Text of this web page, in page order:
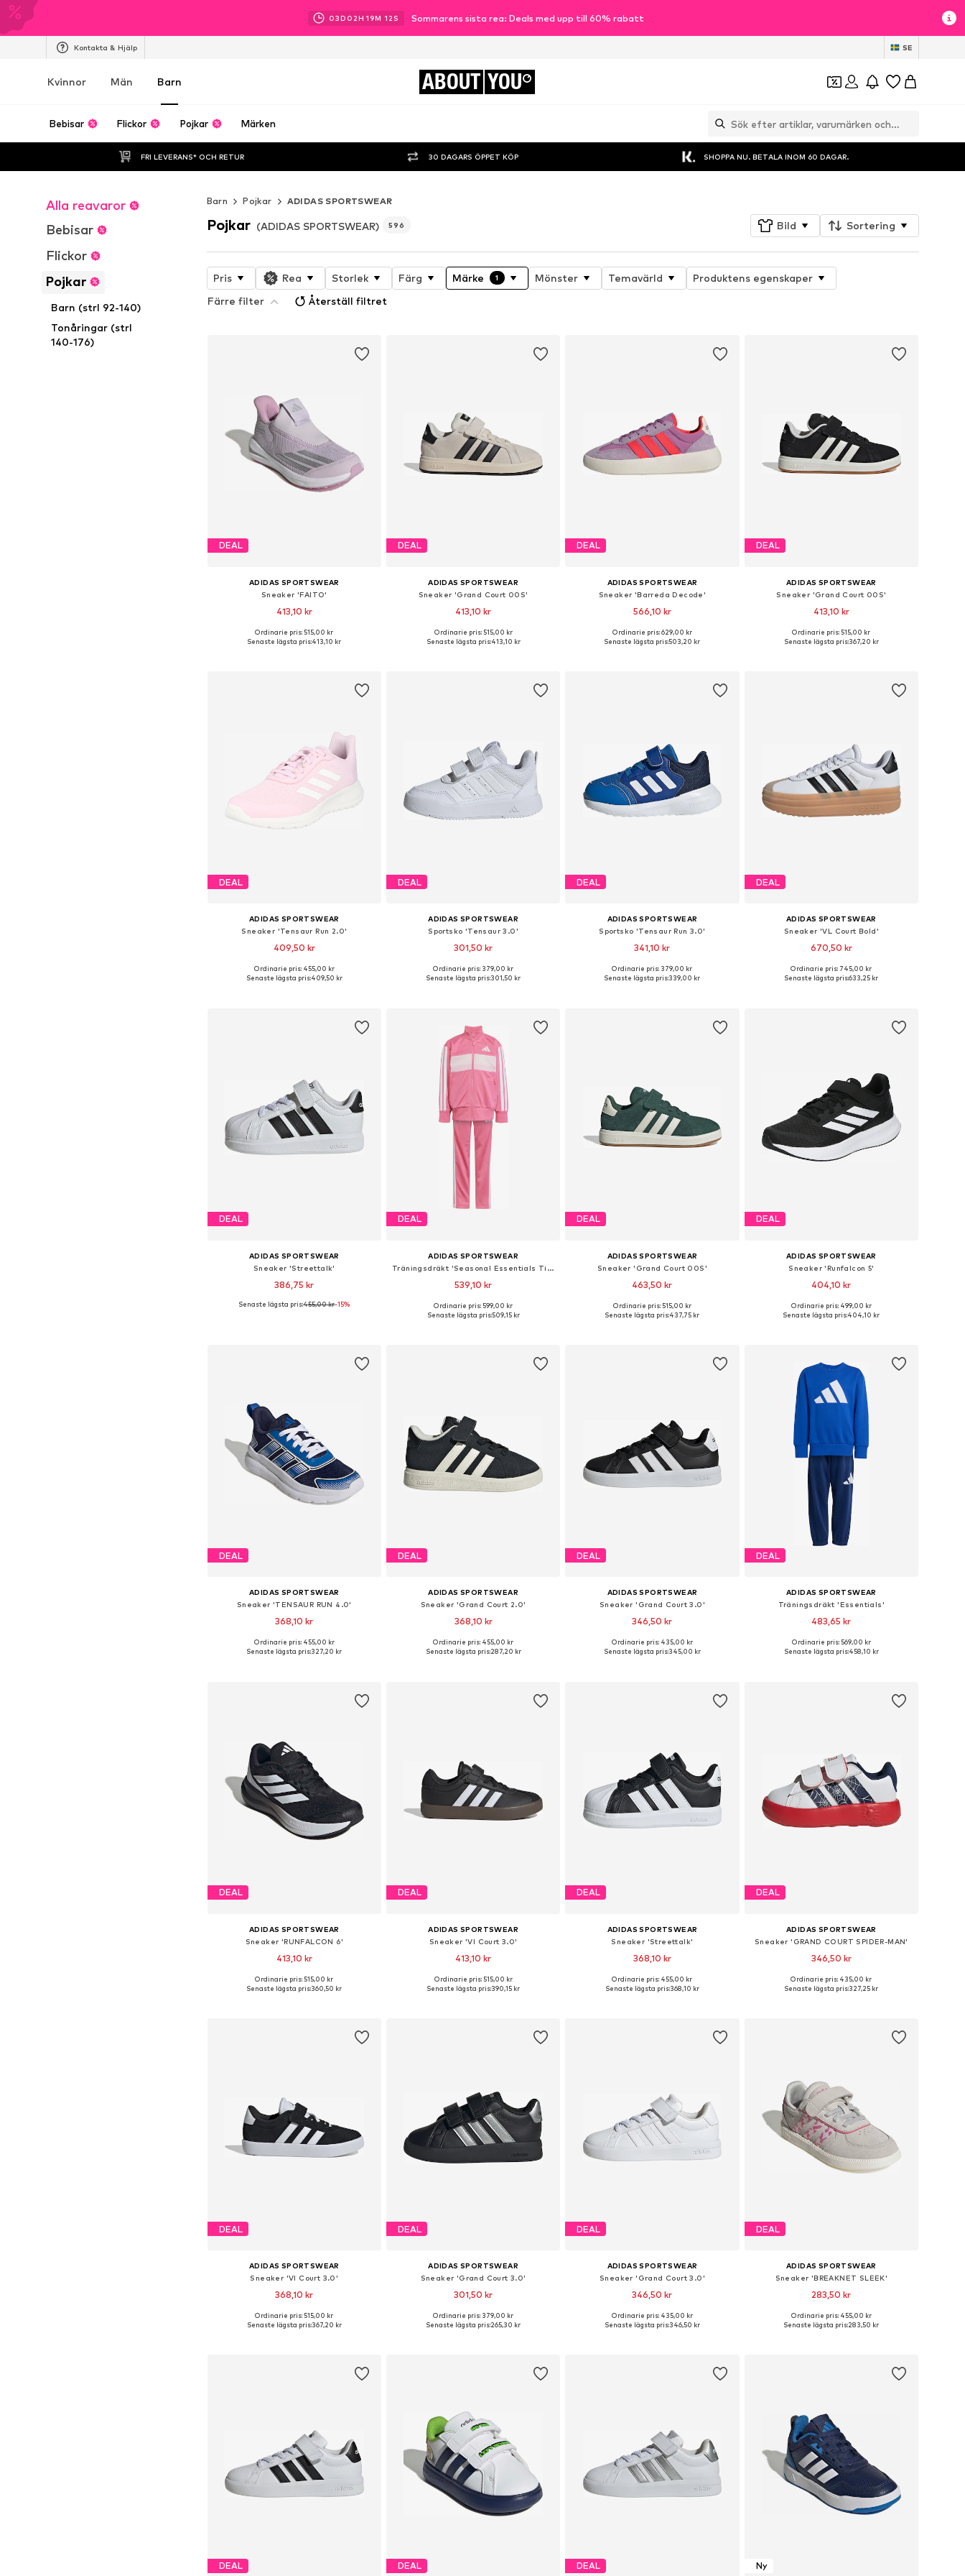
03D 02H 19M 11 S Sommarens sista rea: Deals med upp till 60% rabatt
Kontakta & Hjälp SE
Kvinnor Män Barn ABOUT YOU
Bebisar Flickor Pojkar Märken
FRI LEVERANS* OCH RETUR 30 DAGARS ÖPPET KÖP SHOPPA NU. BETALA INOM 60 DAGAR.
Alla reavaror
Bebisar
Flickor
Pojkar
Barn (strl 92-140)
Tonåringar (strl
140-176)
Barn Pojkar ADIDAS SPORTSWEAR
Pojkar (ADIDAS SPORTSWEAR) 596 Bild Sortering
Pris Rea Storlek Färg Märke 1 Mönster Temavärld
Produktens egenskaper
Färre filter
Återställ filtret
DEAL
ADIDAS SPORTSWEAR
Sneaker 'FAITO'
413,10 kr
Tillgänglig i många storlekar
Ordinarie pris: 515,00 kr
Senaste lägsta pris:413,10 kr
DEAL
ADIDAS SPORTSWEAR
Sneaker 'Grand Court 00S'
413,10 kr
+ 5
Tillgänglig i många storlekar
Ordinarie pris: 515,00 kr
Senaste lägsta pris:413,10 kr
DEAL
ADIDAS SPORTSWEAR
Sneaker 'Barreda Decode'
566,10 kr
+1
Tillgängliga storlekar: 38,5-39
Ordinarie pris: 629,00 kr
Senaste lägsta pris:503,20 kr
DEAL
ADIDAS SPORTSWEAR
Sneaker 'Grand Court 00S'
413,10 kr
+ 5
Tillgänglig i många storlekar
Ordinarie pris: 515,00 kr
Senaste lägsta pris:367,20 kr
DEAL
ADIDAS SPORTSWEAR
Sneaker 'Tensaur Run 2.0'
409,50 kr
Tillgänglig i många storlekar
Ordinarie pris: 455,00 kr
Senaste lägsta pris:409,50 kr
DEAL
ADIDAS SPORTSWEAR
Sportsko 'Tensaur 3.0'
301,50 kr
+8
Tillgänglig i många storlekar
Ordinarie pris: 379,00 kr
Senaste lägsta pris:301,50 kr
DEAL
ADIDAS SPORTSWEAR
Sportsko 'Tensaur Run 3.0'
341,10 kr
Tillgänglig i många storlekar
Ordinarie pris: 379,00 kr
Senaste lägsta pris:339,00 kr
DEAL
ADIDAS SPORTSWEAR
Sneaker 'VL Court Bold'
670,50 kr
Tillgängliga storlekar: 36, 39-39,5, 40
Ordinarie pris: 745,00 kr
Senaste lägsta pris:633,25 kr
DEAL
ADIDAS SPORTSWEAR
Sneaker 'Streettalk'
386,75 kr
Tillgänglig i många storlekar
Senaste lägsta pris:455,00 kr-15%
DEAL
ADIDAS SPORTSWEAR
Träningsdräkt 'Seasonal Essentials Tiberio'
539,10 kr
+ 2
Ordinarie pris: 599,00 kr
Senaste lägsta pris:509,15 kr
DEAL
ADIDAS SPORTSWEAR
Sneaker 'Grand Court 00S'
463,50 kr
+ 5
Tillgänglig i många storlekar
Ordinarie pris: 515,00 kr
Senaste lägsta pris:437,75 kr
DEAL
ADIDAS SPORTSWEAR
Sneaker 'Runfalcon 5'
404,10 kr
+2
Tillgänglig i många storlekar
Ordinarie pris: 499,00 kr
Senaste lägsta pris:404,10 kr
DEAL
ADIDAS SPORTSWEAR
Sneaker 'TENSAUR RUN 4.0'
368,10 kr
Tillgängliga storlekar: 39-39,5
Ordinarie pris: 455,00 kr
Senaste lägsta pris:327,20 kr
DEAL
ADIDAS SPORTSWEAR
Sneaker 'Grand Court 2.0'
368,10 kr
+3
Tillgänglig i många storlekar
Ordinarie pris: 455,00 kr
Senaste lägsta pris:287,20 kr
DEAL
ADIDAS SPORTSWEAR
Sneaker 'Grand Court 3.0'
346,50 kr
+4
Tillgänglig i många storlekar
Ordinarie pris: 435,00 kr
Senaste lägsta pris:345,00 kr
DEAL
ADIDAS SPORTSWEAR
Träningsdräkt 'Essentials'
483,65 kr
+ 1
Ordinarie pris: 569,00 kr
Senaste lägsta pris:458,10 kr
DEAL
ADIDAS SPORTSWEAR
Sneaker 'RUNFALCON 6'
413,10 kr
Tillgängliga storlekar: 36, 38,5
Ordinarie pris: 515,00 kr
Senaste lägsta pris:360,50 kr
DEAL
ADIDAS SPORTSWEAR
Sneaker 'Vl Court 3.0'
413,10 kr
Tillgänglig i många storlekar
Ordinarie pris: 515,00 kr
Senaste lägsta pris:390,15 kr
DEAL
ADIDAS SPORTSWEAR
Sneaker 'Streettalk'
368,10 kr
Tillgänglig i många storlekar
Ordinarie pris: 455,00 kr
Senaste lägsta pris:368,10 kr
DEAL
ADIDAS SPORTSWEAR
Sneaker 'GRAND COURT SPIDER-MAN'
346,50 kr
Tillgängliga storlekar: 20, 21, 23, 23,5, 25
Ordinarie pris: 435,00 kr
Senaste lägsta pris:327,25 kr
DEAL
ADIDAS SPORTSWEAR
Sneaker 'Vl Court 3.0'
368,10 kr
Tillgänglig i många storlekar
Ordinarie pris: 515,00 kr
Senaste lägsta pris:367,20 kr
DEAL
ADIDAS SPORTSWEAR
Sneaker 'Grand Court 3.0'
301,50 kr
+2
Tillgängliga storlekar: 19, 21, 22
Ordinarie pris: 379,00 kr
Senaste lägsta pris:265,30 kr
DEAL
ADIDAS SPORTSWEAR
Sneaker 'Grand Court 3.0'
346,50 kr
+4
Tillgänglig i många storlekar
Ordinarie pris: 435,00 kr
Senaste lägsta pris:346,50 kr
DEAL
ADIDAS SPORTSWEAR
Sneaker 'BREAKNET SLEEK'
283,50 kr
Tillgängliga storlekar: 33, 34
Ordinarie pris: 455,00 kr
Senaste lägsta pris:283,50 kr
DEAL DEAL DEAL Ny